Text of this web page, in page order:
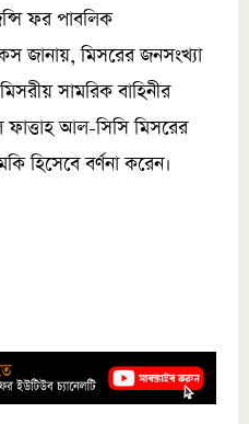
ফর পাবলিক
জানায়, মিসরের জনসংখ্যা
সামরিক বাহিনীর
আল-সিসি মিসরের
হিসেবে বর্ণনা করেন।